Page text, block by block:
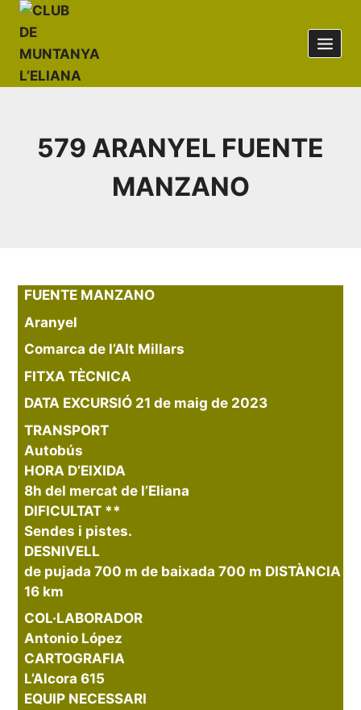
Saltar
contenido
579 ARANYEL FUENTE
MANZANO
FUENTE MANZANO
Aranyel
Comarca de l’Alt Millars
FITXA TÈCNICA
DATA EXCURSIÓ 21 de maig de 2023
TRANSPORT
Autobús
HORA D’EIXIDA
8h del mercat de l’Eliana
DIFICULTAT **
Sendes i pistes.
DESNIVELL
de pujada 700 m de baixada 700 m DISTÀNCIA
16 km
COL·LABORADOR
Antonio López
CARTOGRAFIA
L’Alcora 615
EQUIP NECESSARI